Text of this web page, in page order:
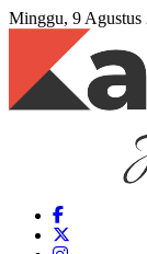
Minggu, 9 Agustus